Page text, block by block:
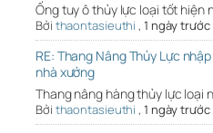
Ống tuy ô thủy lực loại tốt hiện
Bởi thaontasieuthi , 1 ngày trước
RE: Thang Nâng Thủy Lực
nhà xưởng
Thang nâng hàng thủy lực loại
Bởi thaontasieuthi , 1 ngày trước